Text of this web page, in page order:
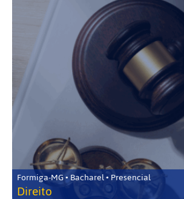
Formiga-MG • Bacharel • Presencial
Direito